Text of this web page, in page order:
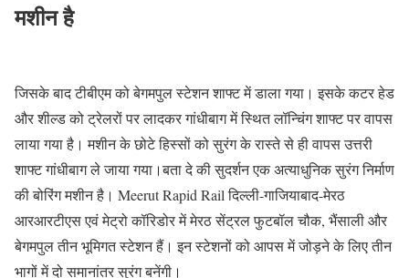
मशीन है
जिसके बाद टीबीएम को बेगमपुल स्टेशन शाफ्ट में डाला गया। इसके कटर हेड
और शील्ड को ट्रेलरों पर लादकर गांधीबाग में स्थित लॉन्चिंग शाफ्ट पर वापस
लाया गया है। मशीन के छोटे हिस्सों को सुरंग के रास्ते से ही वापस उत्तरी
शाफ्ट गांधीबाग ले जाया गया।बता दे की सुदर्शन एक अत्याधुनिक सुरंग निर्माण
की बोरिंग मशीन है। Meerut Rapid Rail दिल्ली-गाजियाबाद-मेरठ
आरआरटीएस एवं मेट्रो कॉरिडोर में मेरठ सेंट्रल फुटबॉल चौक, भैंसाली और
बेगमपुल तीन भूमिगत स्टेशन हैं। इन स्टेशनों को आपस में जोड़ने के लिए तीन
भागों में दो समानांतर सुरंग बनेंगी।